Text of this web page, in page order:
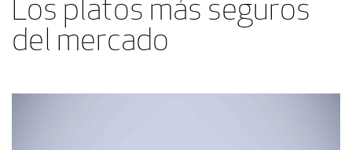
​Los platos más seguros
del mercado